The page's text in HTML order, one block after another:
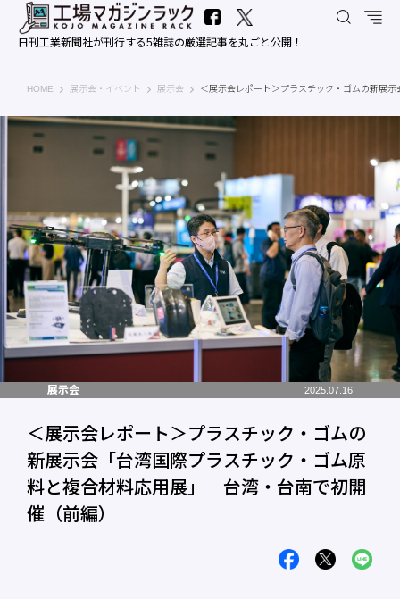
日刊工業新聞社が刊行する5雑誌の厳選記事を丸ごと公開！
HOME 工場マガジンラック｜日刊工業新聞社
展示会・イベント 展示会 ＜展示会レポート＞プラスチック・ゴムの新展
展示会 2025.07.16
＜展示会レポート＞プラスチック・ゴムの
新展示会「台湾国際プラスチック・ゴム原
料と複合材料応用展」 台湾・台南で初開
催（前編）